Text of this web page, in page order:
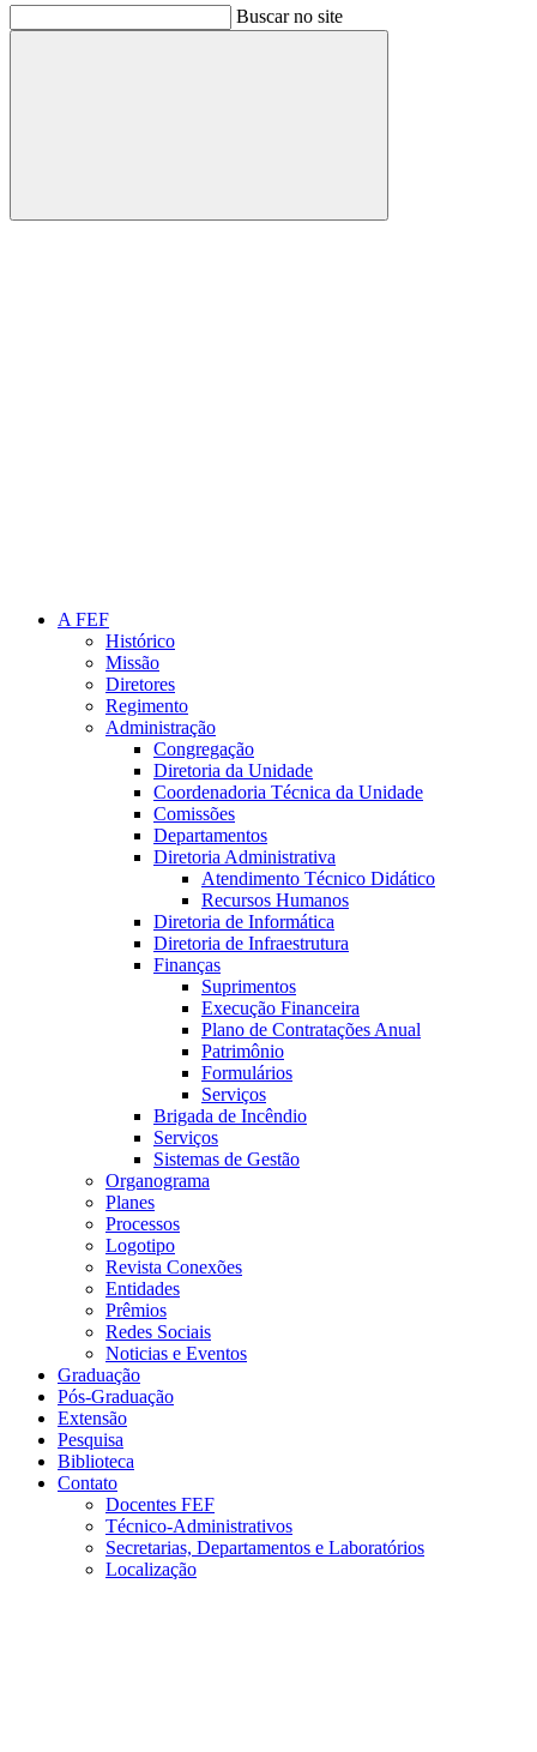
Buscar no site
Buscar
A FEF
Histórico
Missão
Diretores
Regimento
Administração
Congregação
Diretoria da Unidade
Coordenadoria Técnica da Unidade
Comissões
Departamentos
Diretoria Administrativa
Atendimento Técnico Didático
Recursos Humanos
Diretoria de Informática
Diretoria de Infraestrutura
Finanças
Suprimentos
Execução Financeira
Plano de Contratações Anual
Patrimônio
Formulários
Serviços
Brigada de Incêndio
Serviços
Sistemas de Gestão
Organograma
Planes
Processos
Logotipo
Revista Conexões
Entidades
Prêmios
Redes Sociais
Noticias e Eventos
Graduação
Pós-Graduação
Extensão
Pesquisa
Biblioteca
Contato
Docentes FEF
Técnico-Administrativos
Secretarias, Departamentos e Laboratórios
Localização